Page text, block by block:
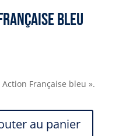
bleu
Française bleu ».
au panier